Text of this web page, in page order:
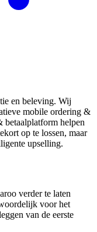
en beleving. Wij
mobile ordering &
betaalplatform helpen
op te lossen, maar
upselling.
verder te laten
voor het
van de eerste